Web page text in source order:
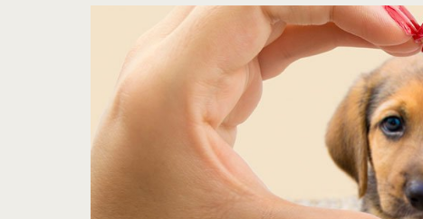
Etiket:
<span>minik
patililer</span>